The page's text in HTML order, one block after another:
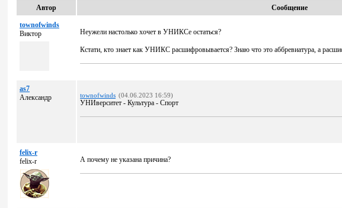
Автор Сообщение
townofwinds
Виктор
Неужели настолько хочет в УНИКСе остаться?
Кстати, кто знает как УНИКС расшифровывается? Знаю что это аббревиатура, а
as7
Александр
townofwinds (04.06.2023 16:59)
УНИверситет - Культура - Спорт
felix-r
felix-r
А почему не указана причина?